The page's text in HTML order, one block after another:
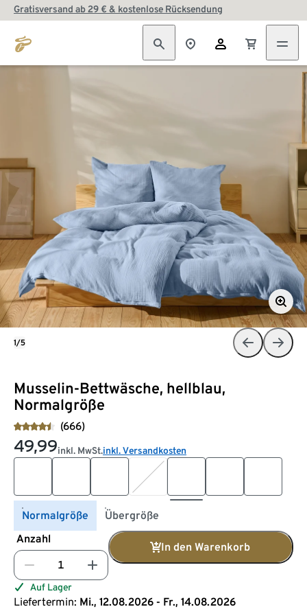
Gratisversand ab 29 € & kostenlose Rücksendung
Musselin-Bettwäsche, hellblau,
Normalgröße
(666)
49,99inkl. MwSt.inkl. Versandkosten
Normalgröße
Übergröße
Anzahl
In den Warenkorb
Auf Lager
Liefertermin: Mi., 12.08.2026 - Fr., 14.08.2026
1/5